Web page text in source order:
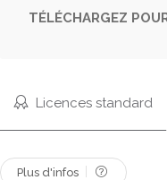
TÉLÉCHARGEZ
Licences standard
Plus d'infos